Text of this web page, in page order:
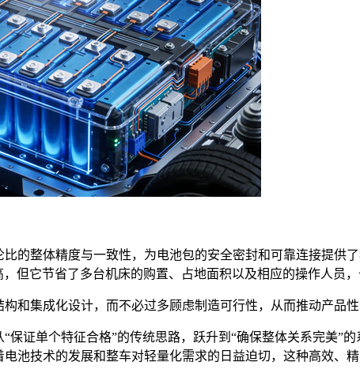
整体精度与一致性，为电池包的安全密封和可靠连接提供
但它节省了多台机床的购置、占地面积以及相应的操作人员，
集成化设计，而不必过多顾虑制造可行性，从而推动产品性
单个特征合格”的传统思路，跃升到“确保整体关系完美”的
池技术的发展和整车对轻量化需求的日益迫切，这种高效、